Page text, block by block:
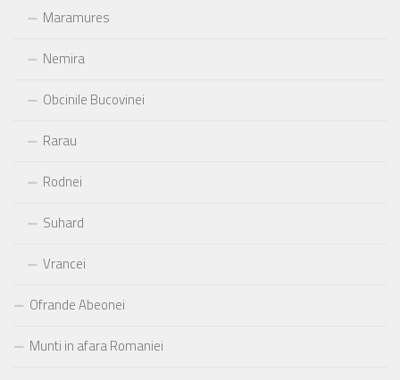
Maramures
Nemira
Obcinile Bucovinei
Rarau
Rodnei
Suhard
Vrancei
Ofrande Abeonei
Munti in afara Romaniei